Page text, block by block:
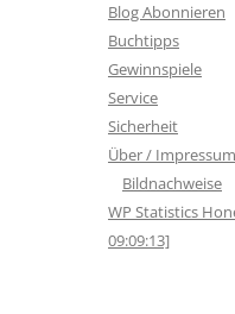
Blog Abonnieren
Buchtipps
Gewinnspiele
Service
Sicherheit
Über /
Bildnachweise
WP Statistics
09:09:13]